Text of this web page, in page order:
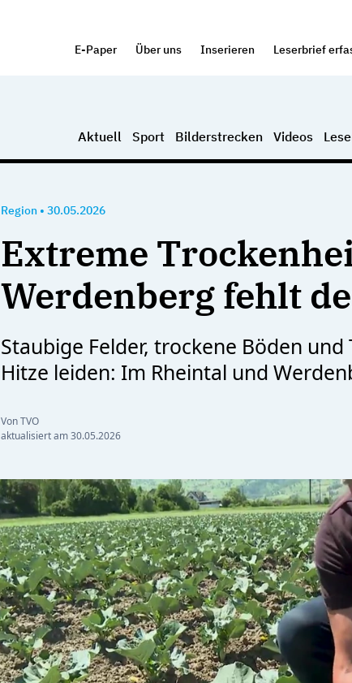
E-Paper Über uns Inserieren Leserbrief
Aktuell Sport Bilderstrecken Videos
Region • 30.05.2026
Extreme
Werdenberg fehlt
Staubige Felder, trockene Böden
Hitze leiden: Im Rheintal und
Von TVO
aktualisiert am30.05.2026